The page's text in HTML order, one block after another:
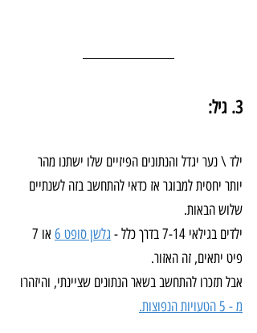
3. גיל:
ילד \ נער יגדל והנתונים הפיזיים שלו ישתנו מהר
יותר יחסית למבוגר אז כדאי להתחשב בזה לשנתיים
שלוש הבאות.
ילדים בגילאי 7-14 בדרך כלל -
גלשן סופט 6
פיט יתאים, זה האזור.
אבל תזכרו להתחשב בשאר הנתונים שציינתי, והיזהרו
מ - 5 הטעויות הנפוצות.